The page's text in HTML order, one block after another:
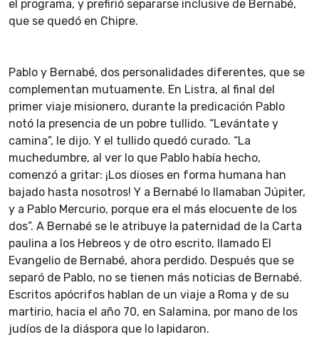
el programa, y prefirió separarse inclusive de Bernabé,
que se quedó en Chipre.
Pablo y Bernabé, dos personalidades diferentes, que se
complementan mutuamente. En Listra, al final del
primer viaje misionero, durante la predicación Pablo
notó la presencia de un pobre tullido. “Levántate y
camina”, le dijo. Y el tullido quedó curado. “La
muchedumbre, al ver lo que Pablo había hecho,
comenzó a gritar: ¡Los dioses en forma humana han
bajado hasta nosotros! Y a Bernabé lo llamaban Júpiter,
y a Pablo Mercurio, porque era el más elocuente de los
dos”. A Bernabé se le atribuye la paternidad de la Carta
paulina a los Hebreos y de otro escrito, llamado El
Evangelio de Bernabé, ahora perdido. Después que se
separó de Pablo, no se tienen más noticias de Bernabé.
Escritos apócrifos hablan de un viaje a Roma y de su
martirio, hacia el año 70, en Salamina, por mano de los
judíos de la diáspora que lo lapidaron.